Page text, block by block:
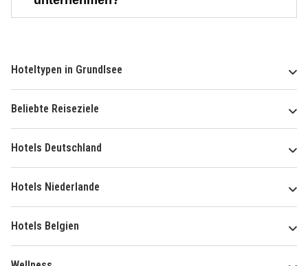
Hoteltypen in Grundlsee
Beliebte Reiseziele
Hotels Deutschland
Hotels Niederlande
Hotels Belgien